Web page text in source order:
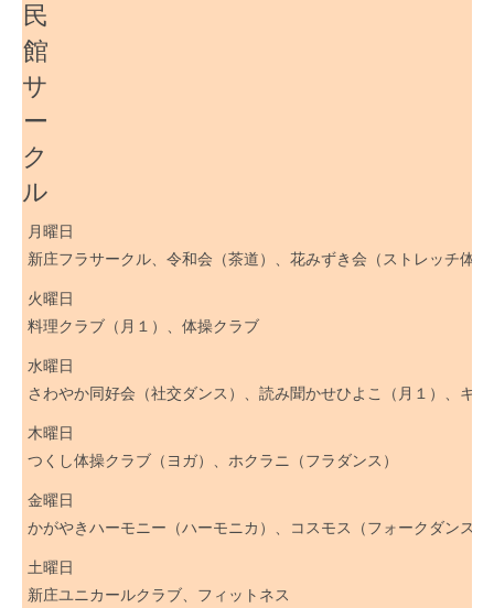
民
館
サ
ー
ク
ル
月曜日
新庄フラサークル、令和会（茶道）、花みずき会（ストレッチ体操
火曜日
料理クラブ（月１）、体操クラブ
水曜日
さわやか同好会（社交ダンス）、読み聞かせひよこ（月１）、キ
木曜日
つくし体操クラブ（ヨガ）、ホクラニ（フラダンス）
金曜日
かがやきハーモニー（ハーモニカ）、コスモス（フォークダンス）
土曜日
新庄ユニカールクラブ、フィットネス